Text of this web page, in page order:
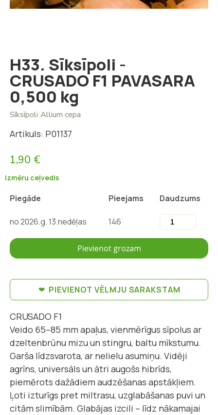
H33. Sīksīpoli -
CRUSADO F1 PAVASARA
0,500 kg
Sīksīpoli|Allium cepa
Artikuls: P01137
1,90 €
Izmēru ceļvedis
Piegāde Pieejams Daudzums
no 2026.g. 13.nedēļas 146
Pievienot grozam
PIEVIENOT VĒLMJU SARAKSTAM
CRUSADO F1
Veido 65–85 mm apaļus, vienmērīgus sīpolus ar
dzeltenbrūnu mizu un stingru, baltu mīkstumu.
Garša līdzsvarota, ar nelielu asumiņu. Vidēji
agrīns, universāls un ātri augošs hibrīds,
piemērots dažādiem audzēšanas apstākļiem.
Ļoti izturīgs pret miltrasu, uzglabāšanas puvi un
citām slimībām. Glabājas izcili – līdz nākamajai